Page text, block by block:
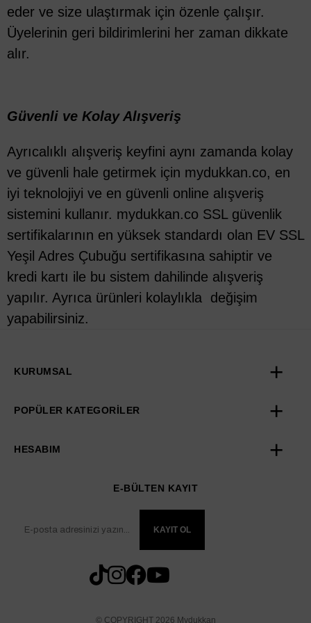
eder ve size ulaştırmak için özenle çalışır.
Üyelerinin geri bildirimlerini her zaman dikkate
alır.
Güvenli ve Kolay Alışveriş
Ayrıcalıklı alışveriş keyfini aynı zamanda kolay
ve güvenli hale getirmek için mydukkan.co, en
iyi teknolojiyi ve en güvenli online alışveriş
sistemini kullanır. mydukkan.co SSL güvenlik
sertifikalarının en yüksek standardı olan EV SSL
Yeşil Adres Çubuğu sertifikasına sahiptir ve
kredi kartı ile bu sistem dahilinde alışveriş
yapılır. Ayrıca ürünleri kolaylıkla değişim
yapabilirsiniz.
KURUMSAL
POPÜLER KATEGORİLER
HESABIM
E-BÜLTEN KAYIT
KAYIT OL
© COPYRIGHT 2026 Mydukkan